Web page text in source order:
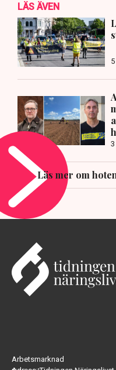
LÄS ÄVEN
3
Läs mer om
Arbetsmarknad